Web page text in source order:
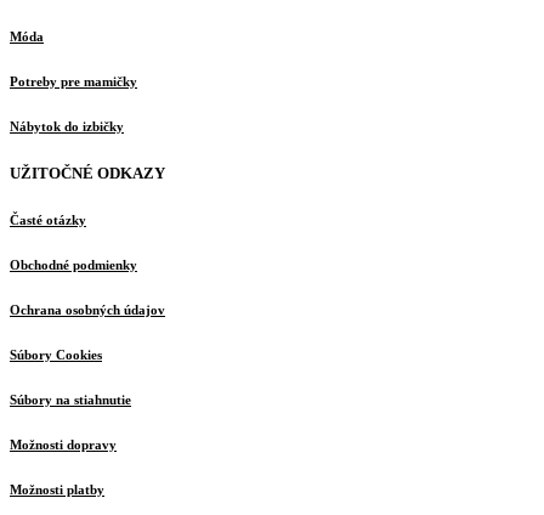
Móda
Potreby pre mamičky
Nábytok do izbičky
UŽITOČNÉ ODKAZY
Časté otázky
Obchodné podmienky
Ochrana osobných údajov
Súbory Cookies
Súbory na stiahnutie
Možnosti dopravy
Možnosti platby